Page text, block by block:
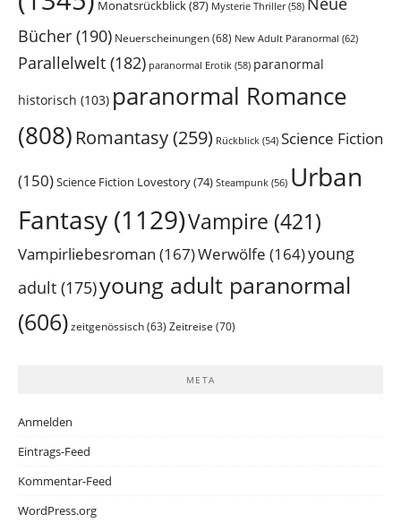
Monatsrückblick(87) Mysterie Thriller(58)
Bücher (190) Neuerscheinungen(68) New Adult Paranormal (62)
Parallelwelt (182) paranormal Erotik (58) paranormal
historisch (103) paranormal Romance
(808) Romantasy(259) Rückblick (54) Science Fiction
(150)Science Fiction Lovestory(74) Steampunk (56) Urban
Fantasy (1129)Vampire (421)
Vampirliebesroman (167)Werwölfe (164)young
adult (175)young adult paranormal
(606) zeitgenössisch (63) Zeitreise (70)
META
Anmelden
Eintrags-Feed
Kommentar-Feed
WordPress.org